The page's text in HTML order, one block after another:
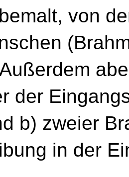
von
der
b) zweier
in der